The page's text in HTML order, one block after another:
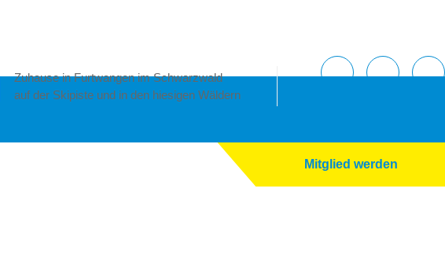
Zuhause in Furtwangen im Schwarzwald
auf der Skipiste und in den hiesigen Wäldern
Mitglied werden